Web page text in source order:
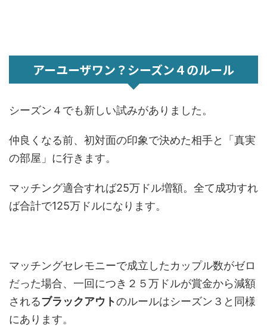
アーユーザワン？シーズン４のルール
シーズン４でも新しい試みがありました。
仲良くなる前、初対面の印象で決めた相手と「真実
の部屋」に行きます。
マッチング適合すれば25万ドル増額。全て成功すれ
ば合計で125万ドルになります。
マッチングセレモニーで成立したカップル数がゼロ
だった場合、一回につき２５万ドルが賞金から減額
されるブラックアウトのルールはシーズン３と同様
にあります。